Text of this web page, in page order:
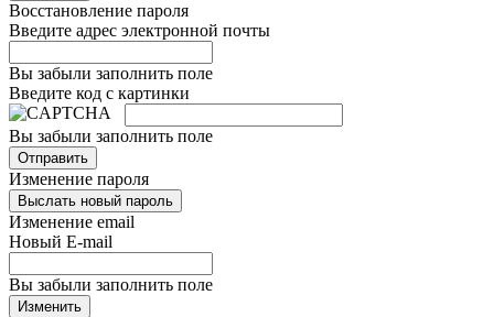
Восстановление пароля
Введите адрес электронной почты
Вы забыли заполнить поле
Введите код с картинки
Вы забыли заполнить поле
Отправить
Изменение пароля
Выслать новый пароль
Изменение email
Новый E-mail
Вы забыли заполнить поле
Изменить